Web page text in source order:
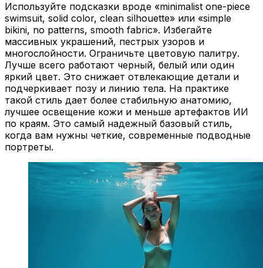
Используйте подсказки вроде «minimalist one-piece
swimsuit, solid color, clean silhouette» или «simple
bikini, no patterns, smooth fabric». Избегайте
массивных украшений, пестрых узоров и
многослойности. Ограничьте цветовую палитру.
Лучше всего работают черный, белый или один
яркий цвет. Это снижает отвлекающие детали и
подчеркивает позу и линию тела. На практике
такой стиль дает более стабильную анатомию,
лучшее освещение кожи и меньше артефактов ИИ
по краям. Это самый надежный базовый стиль,
когда вам нужны четкие, современные подводные
портреты.